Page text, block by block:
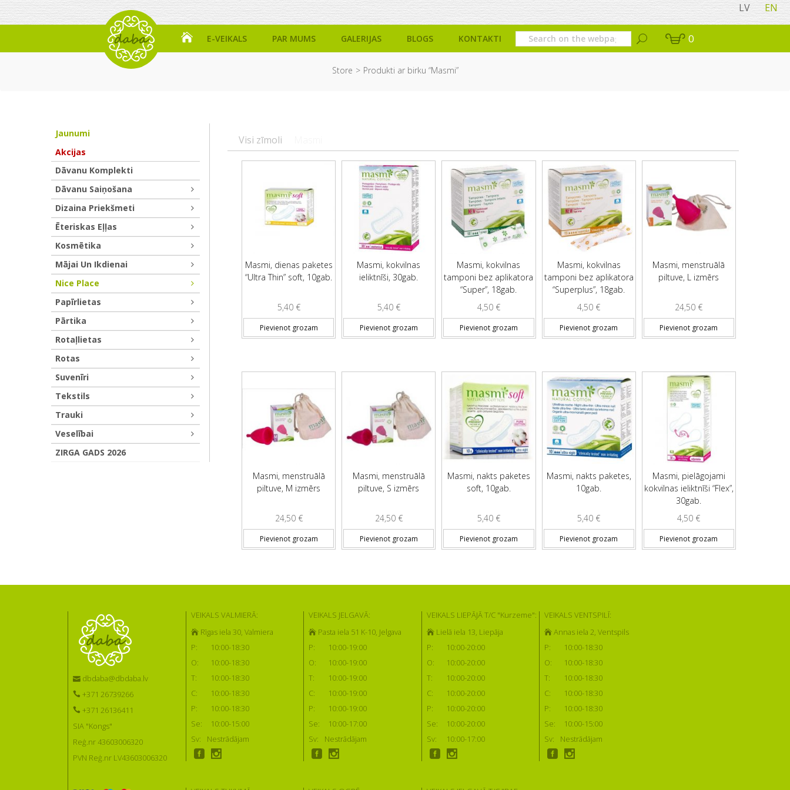
LV EN
E-VEIKALS PAR MUMS GALERIJAS BLOGS KONTAKTI 0
Store Produkti ar birku “Masmi”
Visi zīmoli
Masmi, dienas paketes
“Ultra Thin” soft, 10gab.
5,40 €
Pievienot grozam
Masmi, kokvilnas
ieliktnīši, 30gab.
5,40 €
Pievienot grozam
Masmi, kokvilnas
tamponi bez aplikatora
“Super”, 18gab.
4,50 €
Pievienot grozam
Masmi, kokvilnas
tamponi bez aplikatora
“Superplus”, 18gab.
4,50 €
Pievienot grozam
Masmi, menstruālā
piltuve, L izmērs
24,50 €
Pievienot grozam
Masmi, menstruālā
piltuve, M izmērs
24,50 €
Pievienot grozam
Masmi, menstruālā
piltuve, S izmērs
24,50 €
Pievienot grozam
Masmi, nakts paketes
soft, 10gab.
5,40 €
Pievienot grozam
Masmi, nakts paketes,
10gab.
5,40 €
Pievienot grozam
Masmi, pielāgojami
kokvilnas ieliktnīši “Flex”,
30gab.
4,50 €
Pievienot grozam
Jaunumi
Akcijas
Dāvanu Komplekti
Dāvanu Saiņošana
Dizaina Priekšmeti
Ēteriskas Eļļas
Kosmētika
Mājai Un Ikdienai
Nice Place
Papīrlietas
Pārtika
Rotaļlietas
Rotas
Suvenīri
Tekstils
Trauki
Veselībai
ZIRGA GADS 2026
dbdaba@dbdaba.lv
+371 26739266
+371 26136411
SIA "Kongs"
Reģ.nr 43603006320
PVN Reģ.nr LV43603006320
VEIKALS VALMIERĀ:
Rīgas iela 30, Valmiera
P:
10:00-18:30
O:
10:00-18:30
T:
10:00-18:30
C:
10:00-18:30
P:
10:00-18:30
Se:
10:00-15:00
Sv:
Nestrādājam
VEIKALS JELGAVĀ:
Pasta iela 51 K-10, Jelgava
P:
10:00-19:00
O:
10:00-19:00
T:
10:00-19:00
C:
10:00-19:00
P:
10:00-19:00
Se:
10:00-17:00
Sv:
Nestrādājam
VEIKALS LIEPĀJĀ T/C "Kurzeme":
Lielā iela 13, Liepāja
P:
10:00-20:00
O:
10:00-20:00
T:
10:00-20:00
C:
10:00-20:00
P:
10:00-20:00
Se:
10:00-20:00
Sv:
10:00-17:00
VEIKALS VENTSPILĪ:
Annas iela 2, Ventspils
P:
10:00-18:30
O:
10:00-18:30
T:
10:00-18:30
C:
10:00-18:30
P:
10:00-18:30
Se:
10:00-15:00
Sv:
Nestrādājam